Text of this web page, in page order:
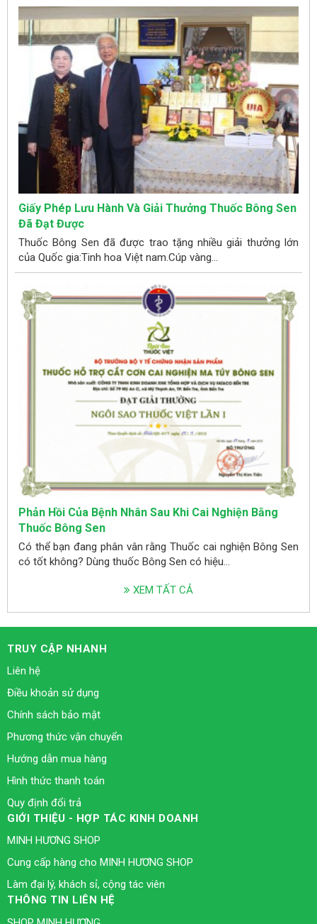
Giấy Phép Lưu Hành Và Giải Thưởng Thuốc Bông Sen
Đã Đạt Được
Thuốc Bông Sen đã được trao tặng nhiều giải thưởng lớn
của Quốc gia:Tinh hoa Việt nam.Cúp vàng...
Phản Hồi Của Bệnh Nhân Sau Khi Cai Nghiện Bằng
Thuốc Bông Sen
Có thể bạn đang phân vân rằng Thuốc cai nghiện Bông Sen
có tốt không? Dùng thuốc Bông Sen có hiệu...
XEM TẤT CẢ
TRUY CẬP NHANH
Liên hệ
Điều khoản sử dụng
Chính sách bảo mật
Phương thức vận chuyển
Hướng dẫn mua hàng
Hình thức thanh toán
Quy định đổi trả
GIỚI THIỆU - HỢP TÁC KINH DOANH
MINH HƯƠNG SHOP
Cung cấp hàng cho MINH HƯƠNG SHOP
Làm đại lý, khách sỉ, cộng tác viên
THÔNG TIN LIÊN HỆ